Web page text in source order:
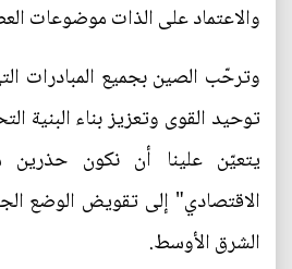
والاعتماد على الذات موضوعات
وترحّب الصين بجميع المبادرات
توحيد القوى وتعزيز بناء البنية
يتعيّن علينا أن نكون
الاقتصادي" إلى تقويض الوضع
الشرق الأوسط.